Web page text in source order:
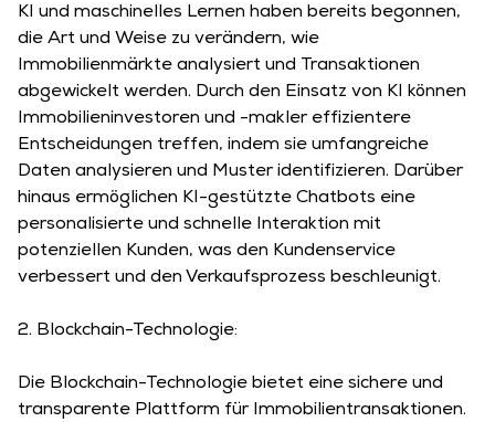
KI und maschinelles Lernen haben bereits begonnen,
die Art und Weise zu verändern, wie
Immobilienmärkte analysiert und Transaktionen
abgewickelt werden. Durch den Einsatz von KI können
Immobilieninvestoren und -makler effizientere
Entscheidungen treffen, indem sie umfangreiche
Daten analysieren und Muster identifizieren. Darüber
hinaus ermöglichen KI-gestützte Chatbots eine
personalisierte und schnelle Interaktion mit
potenziellen Kunden, was den Kundenservice
verbessert und den Verkaufsprozess beschleunigt.
2. Blockchain-Technologie:
Die Blockchain-Technologie bietet eine sichere und
transparente Plattform für Immobilientransaktionen.